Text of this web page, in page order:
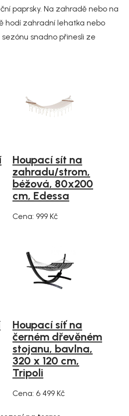
paprsky. Na zahradě nebo na
hodí zahradní lehatka nebo
snadno přinesli ze
Houpací sít na
zahradu/strom,
béžová, 80x200
cm, Edessa
Cena: 999 Kč
Houpací síť na
černém dřevěném
stojanu, bavlna,
320 x 120 cm,
Tripoli
Cena: 6 499 Kč